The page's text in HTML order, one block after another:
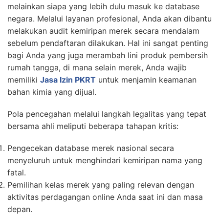
melainkan siapa yang lebih dulu masuk ke database
negara. Melalui layanan profesional, Anda akan dibantu
melakukan audit kemiripan merek secara mendalam
sebelum pendaftaran dilakukan. Hal ini sangat penting
bagi Anda yang juga merambah lini produk pembersih
rumah tangga, di mana selain merek, Anda wajib
memiliki Jasa Izin PKRT untuk menjamin keamanan
bahan kimia yang dijual.
Pola pencegahan melalui langkah legalitas yang tepat
bersama ahli meliputi beberapa tahapan kritis:
Pengecekan database merek nasional secara
menyeluruh untuk menghindari kemiripan nama yang
fatal.
Pemilihan kelas merek yang paling relevan dengan
aktivitas perdagangan online Anda saat ini dan masa
depan.